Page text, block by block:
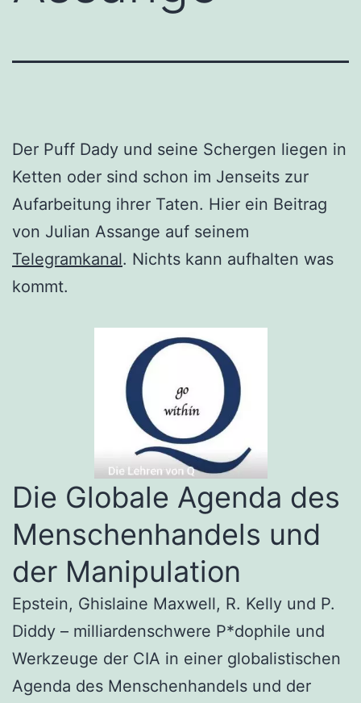
Der Puff Dady und seine Schergen liegen in
Ketten oder sind schon im Jenseits zur
Aufarbeitung ihrer Taten. Hier ein Beitrag
von Julian Assange auf seinem
Telegramkanal. Nichts kann aufhalten was
kommt.
Die Globale Agenda des
Menschenhandels und
der Manipulation
Epstein, Ghislaine Maxwell, R. Kelly und P.
Diddy – milliardenschwere P*dophile und
Werkzeuge der CIA in einer globalistischen
Agenda des Menschenhandels und der